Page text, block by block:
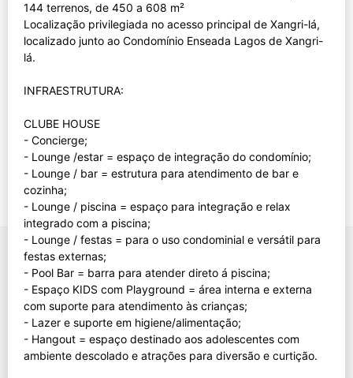
144 terrenos, de 450 a 608 m²
Localização privilegiada no acesso principal de Xangri-lá,
localizado junto ao Condomínio Enseada Lagos de Xangri-
lá.
INFRAESTRUTURA:
CLUBE HOUSE
- Concierge;
- Lounge /estar = espaço de integração do condomínio;
- Lounge / bar = estrutura para atendimento de bar e
cozinha;
- Lounge / piscina = espaço para integração e relax
integrado com a piscina;
- Lounge / festas = para o uso condominial e versátil para
festas externas;
- Pool Bar = barra para atender direto á piscina;
- Espaço KIDS com Playground = área interna e externa
com suporte para atendimento às crianças;
- Lazer e suporte em higiene/alimentação;
- Hangout = espaço destinado aos adolescentes com
ambiente descolado e atrações para diversão e curtição.